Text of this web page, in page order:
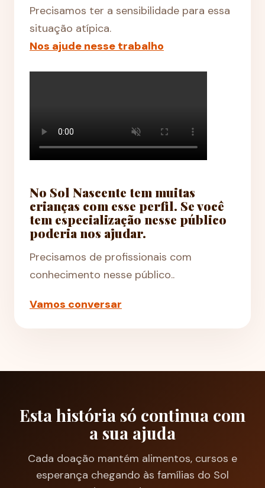
Precisamos ter a sensibilidade para essa
situação atípica.
Nos ajude nesse trabalho
No Sol Nascente tem muitas
crianças com esse perfil. Se você
tem especialização nesse público
poderia nos ajudar.
Precisamos de profissionais com
conhecimento nesse público..
Vamos conversar
Esta história só continua com
a sua ajuda
Cada doação mantém alimentos, cursos e
esperança chegando às famílias do Sol